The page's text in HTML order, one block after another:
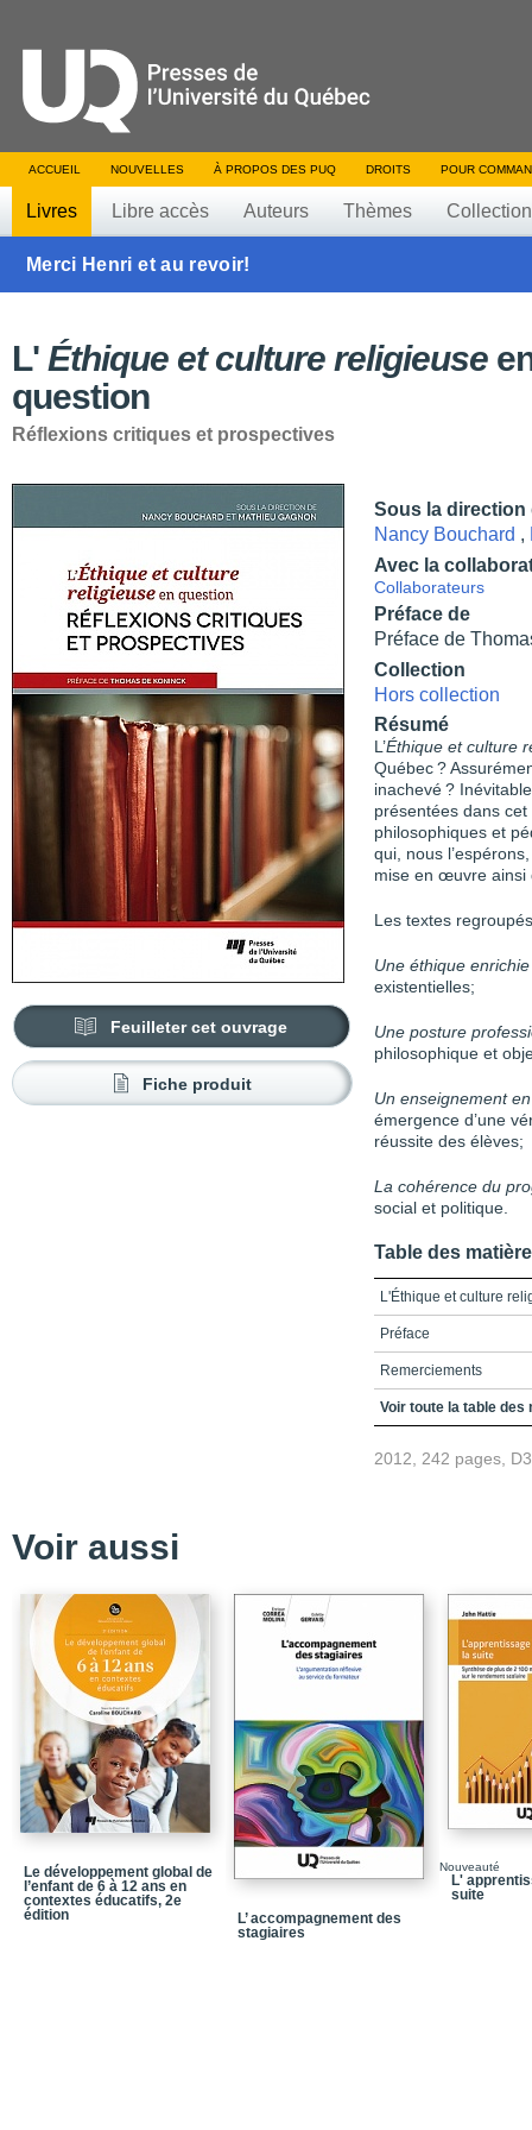
ACCUEIL NOUVELLES À PROPOS DES PUQ DROITS POUR
Livres Libre accès Auteurs Thèmes
Merci Henri et au revoir!
L' Éthique et culture religieuse
question
Réflexions critiques et prospectives
Feuilleter cet ouvrage
Fiche produit
Sous la direction
Nancy Bouchard ,
Avec la
Collaborateurs
Préface de
Préface de
Collection
Hors collection
Résumé
L’Éthique et culture
Québec ?
inachevé ?
présentées dans
philosophiques et
qui, nous
mise en œuvre ainsi
Les textes
Une éthique enrichie
existentielles;
Une posture
philosophique et
Un enseignement
émergence d’une
réussite des élèves;
La cohérence du
social et politique.
Table des
L'Éthique et culture
Préface
Remerciements
Table des matières
Le dialogue sur les
La pratique
L’objectivation de la
Partie 3 - Un
Un lieu pour
Un apprentissage de
citoyenneté
Une approche
Partie 4 - La
Voir toute la table des
2012, 242 pages,
Voir aussi
Le développement global de
l’enfant de 6 à 12 ans en
contextes éducatifs, 2e
édition
L’ accompagnement des
stagiaires
Nouveauté
L'
suite